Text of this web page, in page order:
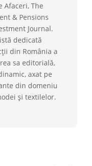
Afaceri, The
& Pensions
Journal.
dedicată
din România a
sa editorială,
axat pe
din domeniu
și textilelor.